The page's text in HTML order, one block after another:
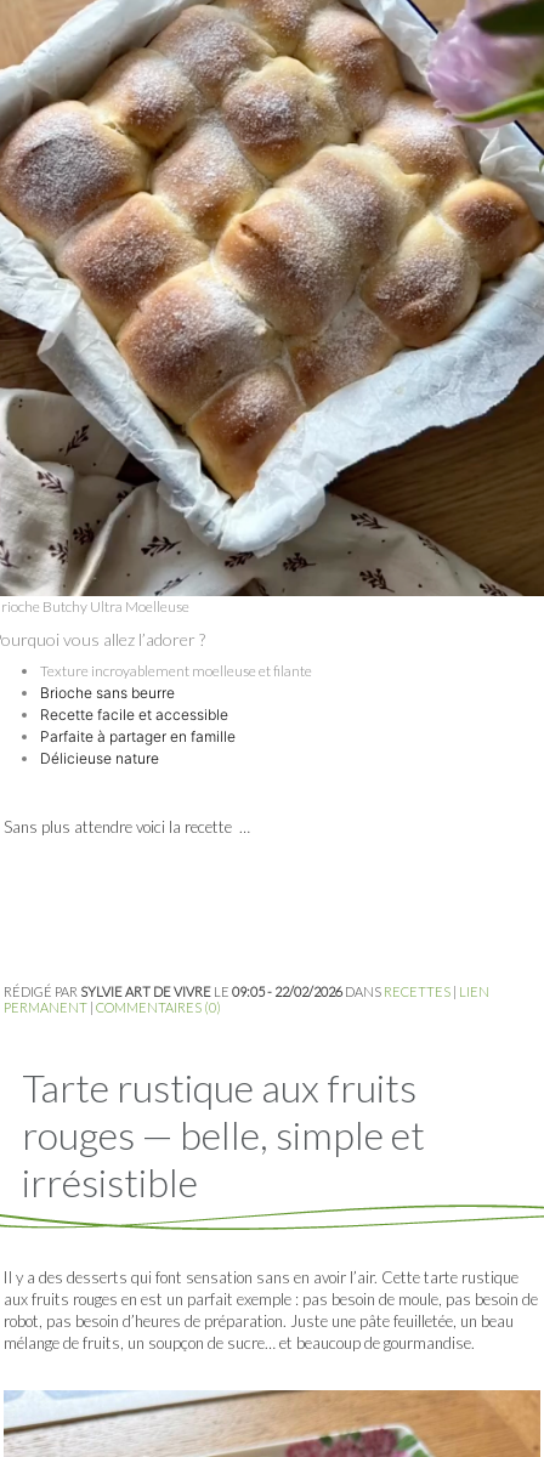
Butchy Ultra Moelleuse
vous allez l’adorer ?
Texture incroyablement moelleuse et filante
Brioche sans beurre
Recette facile et accessible
Parfaite à partager en famille
Délicieuse nature
Sans plus attendre voici la recette …
RÉDIGÉ PAR SYLVIE ART DE VIVRE LE 09:05 - 22/02/2026DANS RECETTES
LIEN
PERMANENT COMMENTAIRES (0)
Tarte rustique aux fruits
rouges — belle, simple et
irrésistible
Il y a des desserts qui font sensation sans en avoir l’air. Cette tarte rustique
aux fruits rouges en est un parfait exemple : pas besoin de moule, pas besoin de
robot, pas besoin d’heures de préparation. Juste une pâte feuilletée, un beau
mélange de fruits, un soupçon de sucre… et beaucoup de gourmandise.